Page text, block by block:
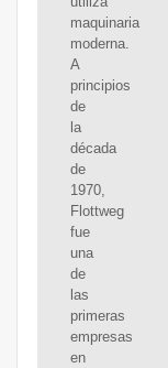
maquinaria
moderna.
A
principios
de
la
década
de
1970,
Flottweg
fue
una
de
las
primeras
empresas
en